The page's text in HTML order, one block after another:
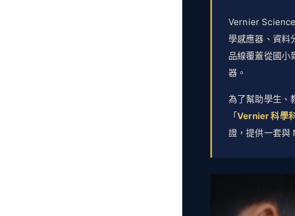
Vernier
學感應器、資料
品線覆蓋從國小
器。
為了幫助學生、
「Vernier 科學
證，提供一套與